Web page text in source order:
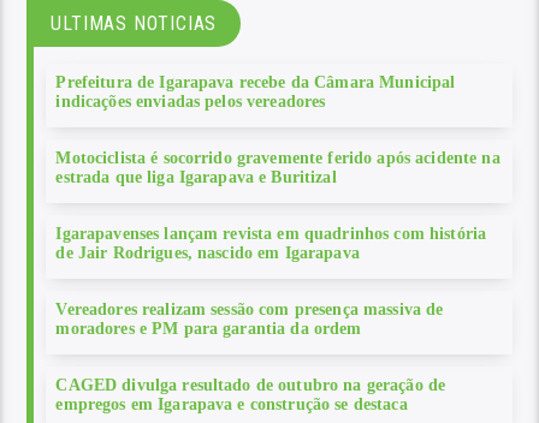
ULTIMAS NOTICIAS
Prefeitura de Igarapava recebe da Câmara Municipal
indicações enviadas pelos vereadores
Motociclista é socorrido gravemente ferido após acidente na
estrada que liga Igarapava e Buritizal
Igarapavenses lançam revista em quadrinhos com história
de Jair Rodrigues, nascido em Igarapava
Vereadores realizam sessão com presença massiva de
moradores e PM para garantia da ordem
CAGED divulga resultado de outubro na geração de
empregos em Igarapava e construção se destaca